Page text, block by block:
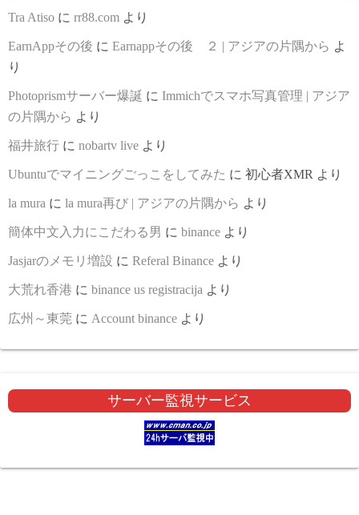
Tra Atiso に rr88.com より
EarnAppその後 に Earnappその後 ２ | アジアの片隅から よ
り
Photoprismサーバー爆誕 に Immichでスマホ写真管理 | アジア
の片隅から より
福井旅行 に nobartv live より
Ubuntuでマイニングごっこをしてみた に 初心者XMR より
la mura に la mura再び | アジアの片隅から より
簡体中文入力にこだわる男 に binance より
Jasjarのメモリ増設 に Referal Binance より
大荒れ香港 に binance us registracija より
広州～東莞 に Account binance より
サーバー監視サービス